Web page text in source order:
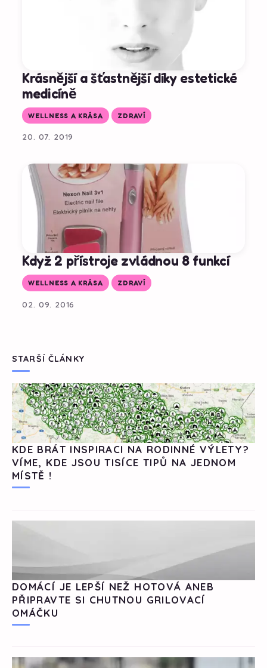
Krásnější a šťastnější díky estetické
medicíně
WELLNESS A KRÁSA ZDRAVÍ
20. 07. 2019
Když 2 přístroje zvládnou 8 funkcí
WELLNESS A KRÁSA ZDRAVÍ
02. 09. 2016
STARŠÍ ČLÁNKY
KDE BRÁT INSPIRACI NA RODINNÉ VÝLETY?
VÍME, KDE JSOU TISÍCE TIPŮ NA JEDNOM
MÍSTĚ !
DOMÁCÍ JE LEPŠÍ NEŽ HOTOVÁ ANEB
PŘIPRAVTE SI CHUTNOU GRILOVACÍ
OMÁČKU